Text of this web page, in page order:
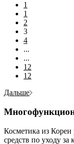
1
1
2
3
4
...
...
12
12
Дальше
Косметика из Кореи
средств по уходу